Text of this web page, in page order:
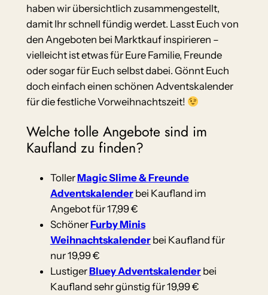
haben wir übersichtlich zusammengestellt,
damit Ihr schnell fündig werdet. Lasst Euch von
den Angeboten bei Marktkauf inspirieren –
vielleicht ist etwas für Eure Familie, Freunde
oder sogar für Euch selbst dabei. Gönnt Euch
doch einfach einen schönen Adventskalender
für die festliche Vorweihnachtszeit!
Welche tolle Angebote sind im
Kaufland zu finden?
TollerMagic Slime & Freunde
Adventskalenderbei Kaufland im
Angebot für 17,99 €
SchönerFurby Minis
Weihnachtskalenderbei Kaufland für
nur 19,99 €
LustigerBluey Adventskalenderbei
Kaufland sehr günstig für 19,99 €